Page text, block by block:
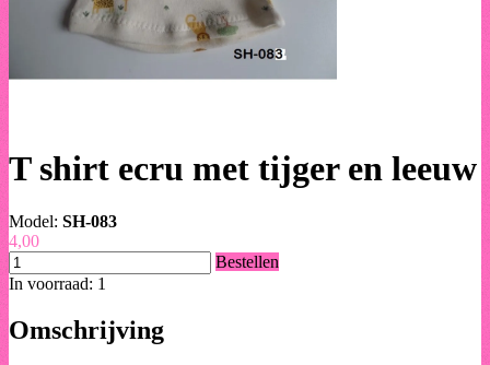
T shirt ecru met tijger en leeuw
Model: SH-083
4,00
Bestellen
In voorraad: 1
Omschrijving